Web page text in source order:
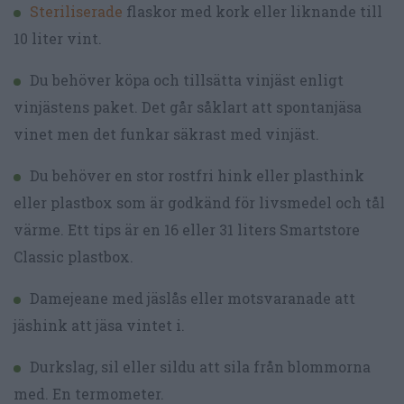
Steriliserade flaskor med kork eller liknande till
10 liter vint.
Du behöver köpa och tillsätta vinjäst enligt
vinjästens paket. Det går såklart att spontanjäsa
vinet men det funkar säkrast med vinjäst.
Du behöver en stor rostfri hink eller plasthink
eller plastbox som är godkänd för livsmedel och tål
värme. Ett tips är en 16 eller 31 liters Smartstore
Classic plastbox.
Damejeane med jäslås eller motsvaranade att
jäshink att jäsa vintet i.
Durkslag, sil eller sildu att sila från blommorna
med. En termometer.